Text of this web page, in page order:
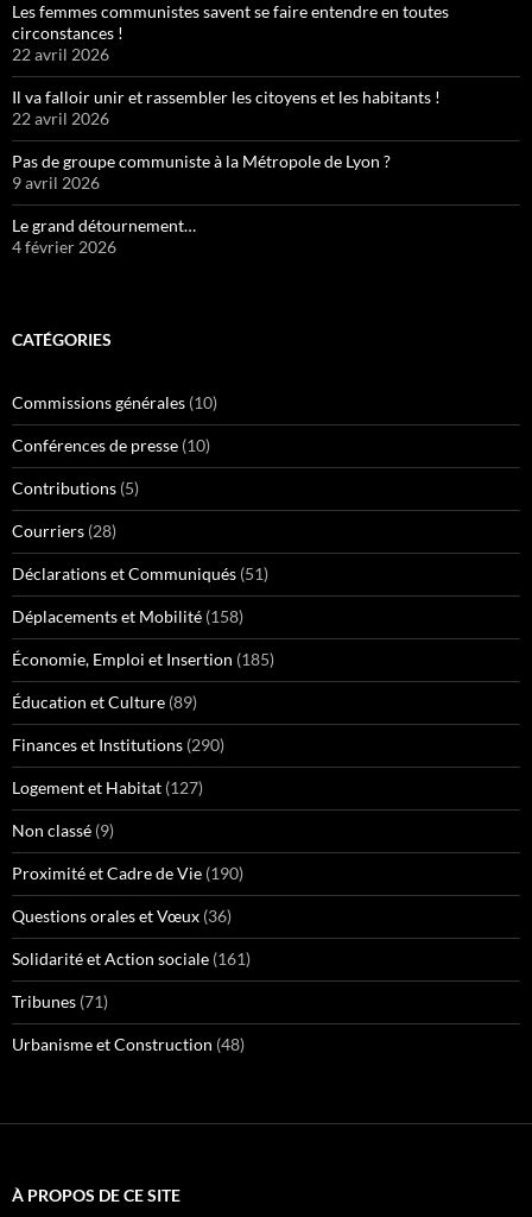
Les femmes communistes savent se faire entendre en toutes
circonstances !
22 avril 2026
Il va falloir unir et rassembler les citoyens et les habitants !
22 avril 2026
Pas de groupe communiste à la Métropole de Lyon ?
9 avril 2026
Le grand détournement…
4 février 2026
CATÉGORIES
Commissions générales (10)
Conférences de presse (10)
Contributions (5)
Courriers (28)
Déclarations et Communiqués (51)
Déplacements et Mobilité (158)
Économie, Emploi et Insertion (185)
Éducation et Culture (89)
Finances et Institutions (290)
Logement et Habitat (127)
Non classé (9)
Proximité et Cadre de Vie (190)
Questions orales et Vœux (36)
Solidarité et Action sociale (161)
Tribunes (71)
Urbanisme et Construction (48)
À PROPOS DE CE SITE